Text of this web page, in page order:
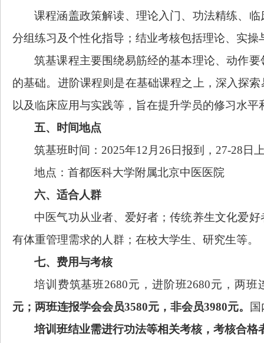
课程涵盖政策解读、理论入门、功法精练、
分组练习及个性化指导；结业考核包括理论、实
筑基课程主要围绕易筋经的基本理论、动作
的基础。进阶课程则是在基础课程之上，深入探
以及临床应用与实践等，旨在提升学员的修习水平
五、时间地点
筑基班时间： 2025年12月26日报到，27-28日
地点：首都医科大学附属北京中医医院
六、 适合人群
中医气功从业者、爱好者；传统养生文化爱
有体重管理需求的人群； 在校大学生、研究生等。
七、费用与考核
培训费筑基班2680元，进阶班2680元，两班
元；两班连报学会会员3580元，非会员3980元。
培训班结业需进行功法等相关考核，考核合